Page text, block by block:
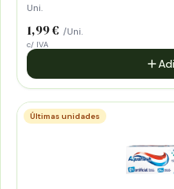
Uni.
1,99 € /Uni.
c/ IVA
Últimas unidades